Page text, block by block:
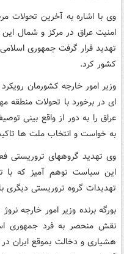
وی با اشاره به آخرین تحولات
امنیت عراق در مرکز و شمال
تهدید قرار گرفت جمهوری
کشور کرد.
وزیر امور خارجه کشورمان
ای در برخورد با تحولات منطقه
عراق را به دور از واقع بینی
به خواست و انتخاب ملت ها
وی تهدید گروههای تروریستی
این سیاست توهم آمیز که با
تهدیدات گروه تروریستی دیگری
بورگه برنده وزیر امور خارجه
نقش منحصر به فرد جمهوری
هشیاری و دخالت بموقع ایران